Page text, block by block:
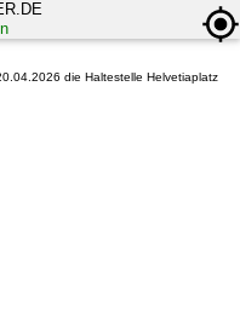
die Haltestelle Helvetiaplatz